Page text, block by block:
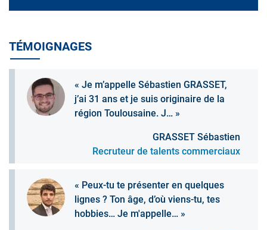
TÉMOIGNAGES
« Je m’appelle Sébastien GRASSET,
j’ai 31 ans et je suis originaire de la
région Toulousaine. J… »
GRASSET Sébastien
Recruteur de talents commerciaux
« Peux-tu te présenter en quelques
lignes ? Ton âge, d’où viens-tu, tes
hobbies… Je m'appelle… »